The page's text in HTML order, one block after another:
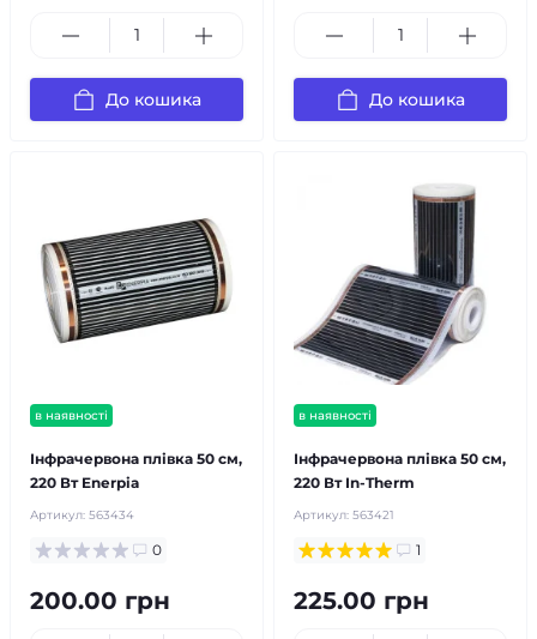
До кошика До кошика
в наявності
Інфрачервона плівка 50 см,
220 Вт Enerpia
Артикул: 563434
0
200.00 грн
в наявності
Інфрачервона плівка 50 см,
220 Вт In-Therm
Артикул: 563421
1
225.00 грн